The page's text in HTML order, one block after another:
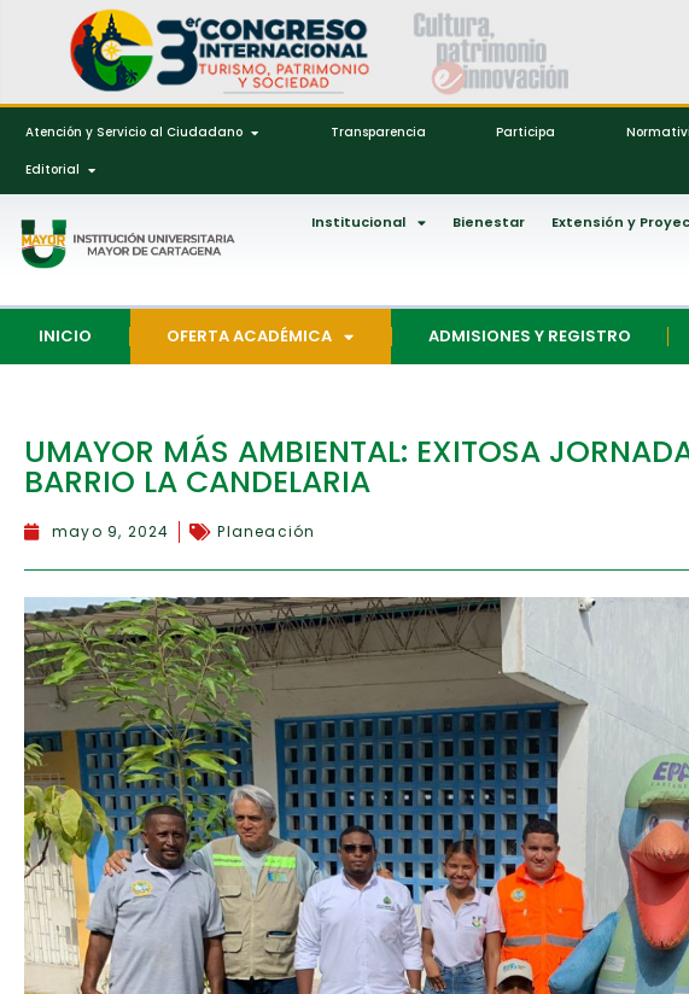
Atención y Servicio al Ciudadano Transparencia Participa
Editorial
Institucional Bienestar Extensión y
INICIO OFERTA ACADÉMICA ADMISIONES Y REGISTRO
UMAYOR MÁS AMBIENTAL: EXITOSA
BARRIO LA CANDELARIA
mayo 9, 2024 Planeación